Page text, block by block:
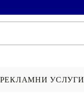
РЕКЛАМНИ УСЛУГИ